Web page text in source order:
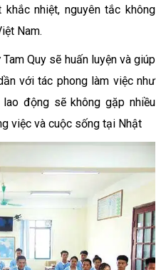
nhiệt, nguyên tắc không
Nam.
Quy sẽ huấn luyện và giúp
với tác phong làm việc như
động sẽ không gặp nhiều
việc và cuộc sống tại Nhật